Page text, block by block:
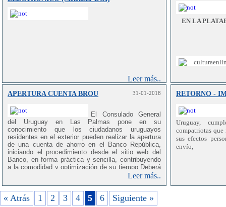
Esta iniciativa pretende hacer llegar, mediante
referentes de nuestra cultura – músicos, artistas
y Tina Ferreira.
Los videos fueron publicados en las cuentas del
Ministerio en Twitter (@MRREE_Uruguay) y en el
canal de Youtube de la Cancillería.
Podrá acceder a los contenidos desde aquí.
Las Palmas, 23 de abril de 2020.
Leer más..
EN LA
APERTURA CUENTA BROU 31-01-2018
El Consulado General
del Uruguay en Las Palmas pone en su
conocimiento que los ciudadanos uruguayos
residentes en el exterior pueden realizar la apertura
de una cuenta de ahorro en el Banco República,
iniciando el procedimiento desde el sitio web del
Banco, en forma práctica y sencilla, contribuyendo
a la comodidad y optimización de su tiempo.Deberá
terminar el trámite de forma presencial en nuestro
Leer más..
RETORNO -
Uruguay,
compatriotas
sus efectos
envío,
« Atrás 1 2 3 4 5 6 Siguiente »